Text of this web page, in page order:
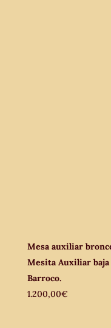
Mesa auxiliar
Mesita Auxiliar
Barroco.
1.200,00€